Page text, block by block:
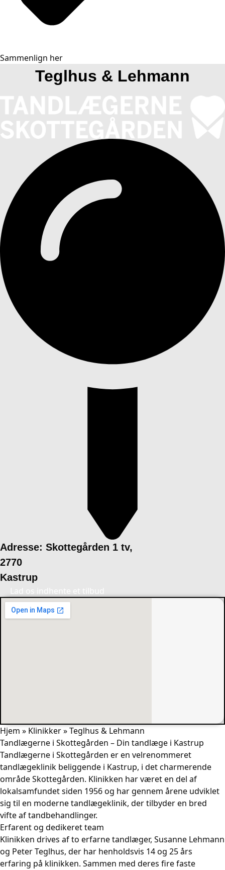
Sammenlign her
Teglhus & Lehmann
Adresse: Skottegården 1 tv,
2770
Kastrup
Lad os indhente et tilbud
Hjem » Klinikker»Teglhus & Lehmann
Tandlægerne i Skottegården – Din tandlæge i Kastrup
Tandlægerne i Skottegården er en velrenommeret
tandlægeklinik beliggende i Kastrup, i det charmerende
område Skottegården. Klinikken har været en del af
lokalsamfundet siden 1956 og har gennem årene udviklet
sig til en moderne tandlægeklinik, der tilbyder en bred
vifte af tandbehandlinger.
Erfarent og dedikeret team
Klinikken drives af to erfarne tandlæger, Susanne Lehmann
og Peter Teglhus, der har henholdsvis 14 og 25 års
erfaring på klinikken. Sammen med deres fire faste